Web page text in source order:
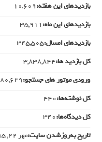
بازدیدهای این هفته:10,609
بازدیدهای این ماه:35,911
بازدیدهای امسال:345,505
کل بازدید ها:3,838,844
ورودی‌ موتور های جستجو:80,629
کل نوشته‌ها:440
کل دیدگاه‌ها:340
تاریخ به‌روزشدن سایت:مهر ۲۲, ۱۳۹۵